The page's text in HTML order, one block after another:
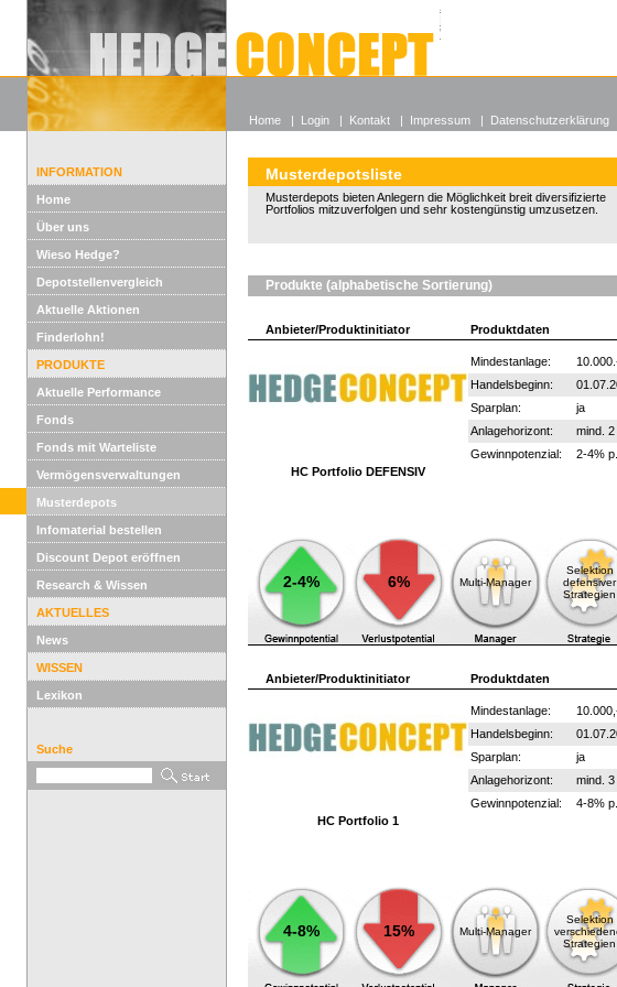
Alle offenen Fonds
Wieso Hedgefonds?
INFORMATION
Home
Über uns
Wieso Hedge?
Depotstellenvergleich
Aktuelle Aktionen
Finderlohn!
PRODUKTE
Aktuelle Performance
Fonds
Fonds mit Warteliste
Vermögensverwaltungen
Musterdepots
Infomaterial bestellen
Discount Depot eröffnen
Research & Wissen
AKTUELLES
News
WISSEN
Lexikon
Suche
Musterdepotsliste
Musterdepots bieten Anlegern die Möglichkeit breit diversifizierte
Portfolios mitzuverfolgen und sehr kostengünstig umzusetzen.
Produkte (alphabetische Sortierung)
Anbieter/Produktinitiator Produktdaten
HC Portfolio DEFENSIV
Mindestanlage:
Handelsbeginn:
Sparplan:
ja
Anlagehorizont:
mind.
Gewinnpotenzial:
2-4%
2-4% 6% Multi-Manager
Selektion
defensiver
Strategien
Anbieter/Produktinitiator Produktdaten
HC Portfolio 1
Mindestanlage:
Handelsbeginn:
Sparplan:
ja
Anlagehorizont:
mind.
Gewinnpotenzial:
4-8%
4-8% 15% Multi-Manager
Selektion
Strategien
Home | Login | Kontakt | Impressum | Datenschutzerklärung